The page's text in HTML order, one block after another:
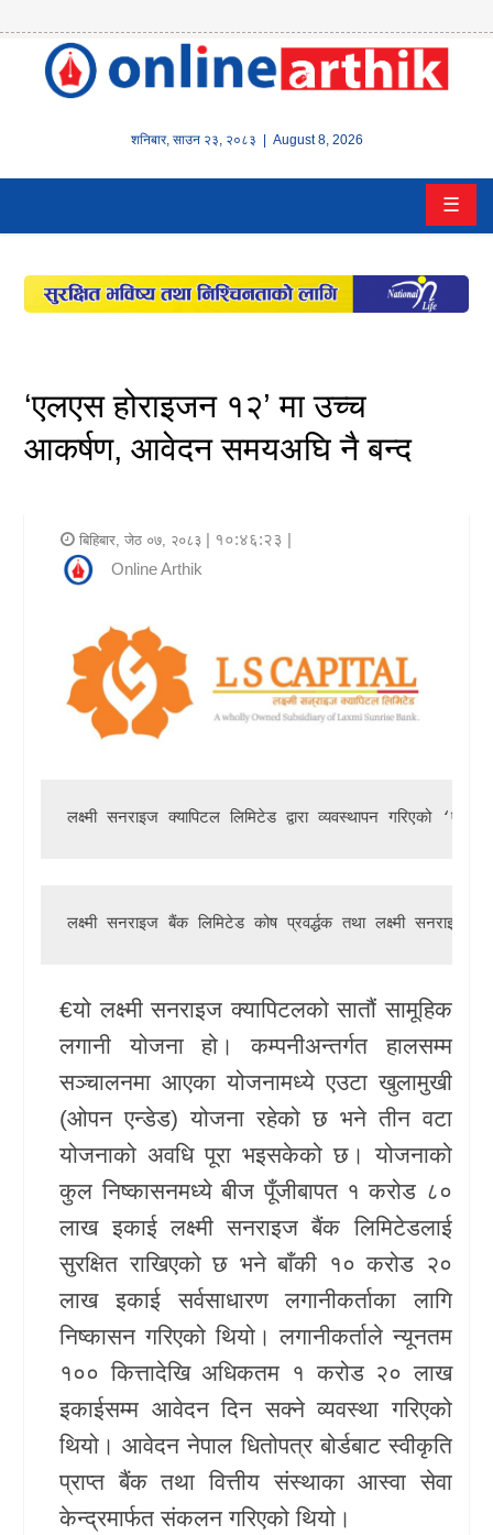
शनिबार, साउन २३, २०८३ | August 8, 2026
होम
वित्त
इन्स्योरेन्स
अटो
भिडियो
शिक्षा
Unicode
☰
‘एलएस होराइजन १२’ मा उच्च
आकर्षण, आवेदन समयअघि नै बन्द
बिहिबार, जेठ ०७, २०८३ | १०:४६:२३ |
Online Arthik
लक्ष्मी सनराइज क्यापिटल लिमिटेड द्वारा व्यवस्थापन गरिएको
लक्ष्मी सनराइज बैंक लिमिटेड कोष प्रवर्द्धक तथा लक्ष्मी
€यो लक्ष्मी सनराइज क्यापिटलको सातौं सामूहिक
लगानी योजना हो। कम्पनीअन्तर्गत हालसम्म
सञ्चालनमा आएका योजनामध्ये एउटा खुलामुखी
(ओपन एन्डेड) योजना रहेको छ भने तीन वटा
योजनाको अवधि पूरा भइसकेको छ। योजनाको
कुल निष्कासनमध्ये बीज पूँजीबापत १ करोड ८०
लाख इकाई लक्ष्मी सनराइज बैंक लिमिटेडलाई
सुरक्षित राखिएको छ भने बाँकी १० करोड २०
लाख इकाई सर्वसाधारण लगानीकर्ताका लागि
निष्कासन गरिएको थियो। लगानीकर्ताले न्यूनतम
१०० कित्तादेखि अधिकतम १ करोड २० लाख
इकाईसम्म आवेदन दिन सक्ने व्यवस्था गरिएको
थियो। आवेदन नेपाल धितोपत्र बोर्डबाट स्वीकृति
प्राप्त बैंक तथा वित्तीय संस्थाका आस्वा सेवा
केन्द्रमार्फत संकलन गरिएको थियो।